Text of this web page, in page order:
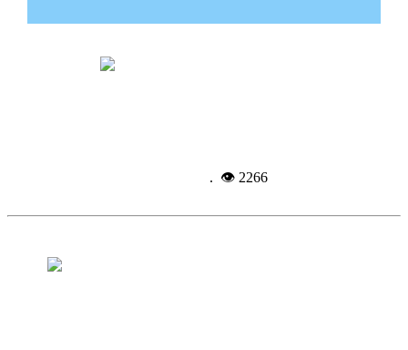
. 👁 2266